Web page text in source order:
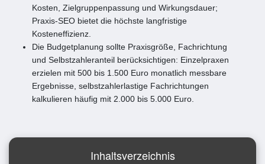
Kosten, Zielgruppenpassung und Wirkungsdauer;
Praxis-SEO bietet die höchste langfristige
Kosteneffizienz.
Die Budgetplanung sollte Praxisgröße, Fachrichtung
und Selbstzahleranteil berücksichtigen: Einzelpraxen
erzielen mit 500 bis 1.500 Euro monatlich messbare
Ergebnisse, selbstzahlerlastige Fachrichtungen
kalkulieren häufig mit 2.000 bis 5.000 Euro.
Inhaltsverzeichnis